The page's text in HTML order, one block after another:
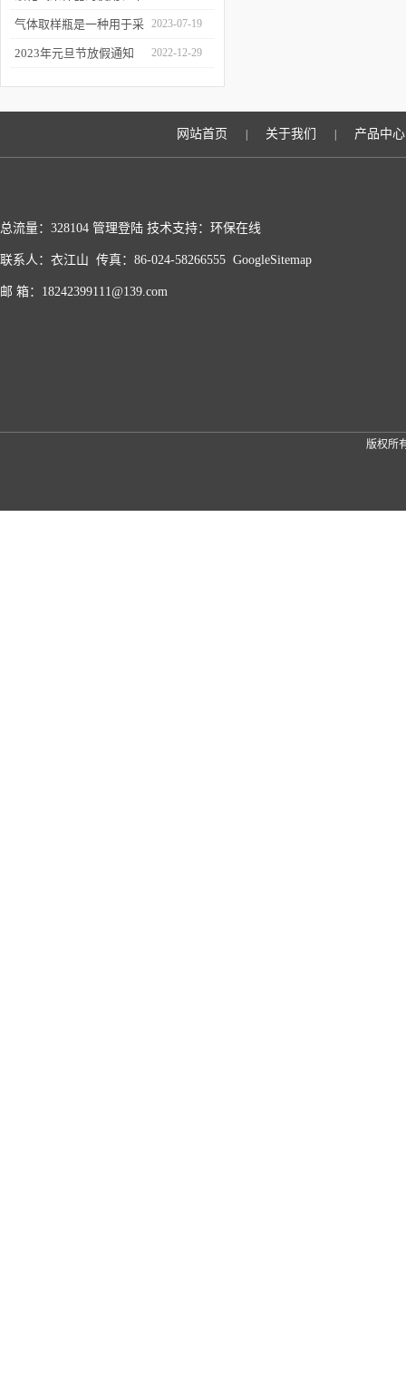
护与优化
气体取样瓶是一种用于采
集、贮存和分析气体样品
2023-07-19
2023年元旦节放假通知 2022-12-29
网站首页 关于我们 产品中心
总流量：328104 管理登陆 技术支持： 环保在线
联系人：衣江山 传真：86-024-58266555 GoogleSitemap
邮 箱：18242399111@139.com
版权所